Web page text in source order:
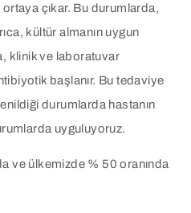
çıkar. Bu durumlarda,
kültür almanın uygun
klinik ve laboratuvar
başlanır. Bu tedaviye
durumlarda hastanın
uyguluyoruz.
ve ülkemizde % 50 oranında